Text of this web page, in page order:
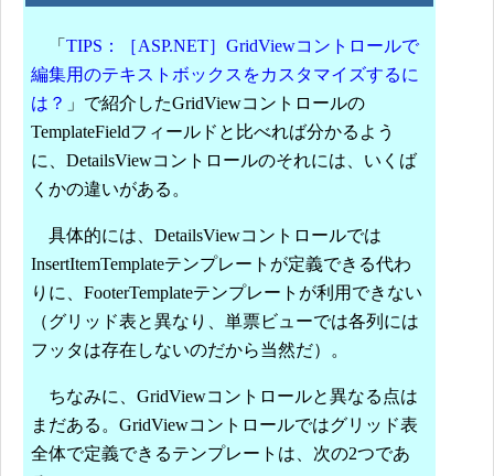
「 TIPS：［ASP.NET］GridViewコントロールで
編集用のテキストボックスをカスタマイズするに
は？ 」で紹介したGridViewコントロールの
TemplateFieldフィールドと比べれば分かるよう
に、DetailsViewコントロールのそれには、いくば
くかの違いがある。
具体的には、DetailsViewコントロールでは
InsertItemTemplateテンプレートが定義できる代わ
りに、FooterTemplateテンプレートが利用できない
（グリッド表と異なり、単票ビューでは各列には
フッタは存在しないのだから当然だ）。
ちなみに、GridViewコントロールと異なる点は
まだある。GridViewコントロールではグリッド表
全体で定義できるテンプレートは、次の2つであ